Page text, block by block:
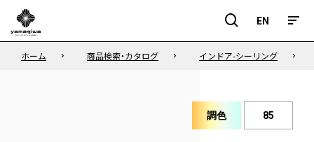
EN
EN
ホーム 商品検索・カタログ インドア-シーリング
調色 演
色
85